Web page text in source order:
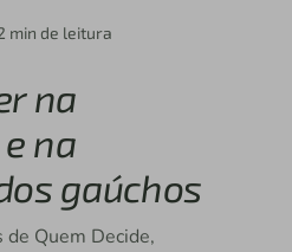
min de leitura
na
na
gaúchos
de Quem Decide,